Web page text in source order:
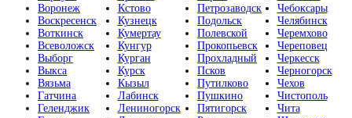
Воронеж
Воскресенск
Воткинск
Всеволожск
Выборг
Выкса
Вязьма
Гатчина
Геленджик
Кстово
Кузнецк
Кумертау
Кунгур
Курган
Курск
Кызыл
Лабинск
Лениногорск
Петрозаводск
Подольск
Полевской
Прокопьевск
Прохладный
Псков
Путилково
Пушкино
Пятигорск
Чебоксары
Челябинск
Черемхово
Череповец
Черкесск
Черногорск
Чехов
Чистополь
Чита